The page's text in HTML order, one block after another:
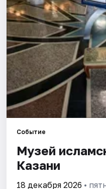
Артисты
Рейтинги
Событие
Музей
Казани
18 декабря 2026 •